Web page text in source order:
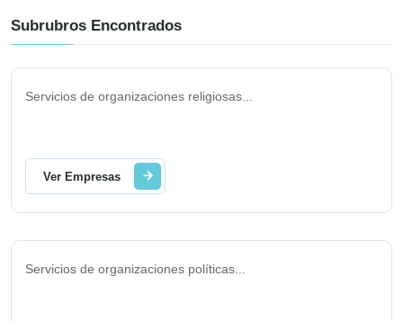
Subrubros Encontrados
Servicios de organizaciones religiosas
Ver Empresas
Servicios de organizaciones políticas